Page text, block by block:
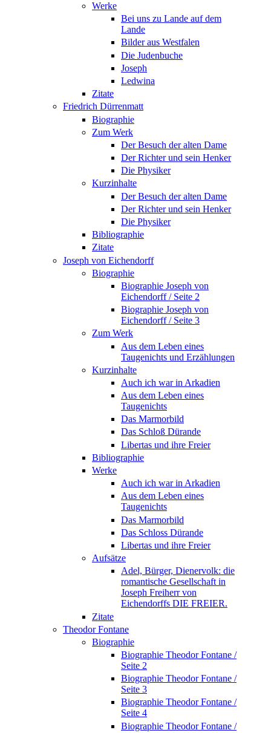
Werke
Bei uns zu Lande auf dem
Lande
Bilder aus Westfalen
Die Judenbuche
Joseph
Ledwina
Zitate
Friedrich Dürrenmatt
Biographie
Zum Werk
Der Besuch der alten Dame
Der Richter und sein Henker
Die Physiker
Kurzinhalte
Der Besuch der alten Dame
Der Richter und sein Henker
Die Physiker
Bibliographie
Zitate
Joseph von Eichendorff
Biographie
Biographie Joseph von
Eichendorff / Seite 2
Biographie Joseph von
Eichendorff / Seite 3
Zum Werk
Aus dem Leben eines
Taugenichts und Erzählungen
Kurzinhalte
Auch ich war in Arkadien
Aus dem Leben eines
Taugenichts
Das Marmorbild
Das Schloß Dürande
Libertas und ihre Freier
Bibliographie
Werke
Auch ich war in Arkadien
Aus dem Leben eines
Taugenichts
Das Marmorbild
Das Schloss Dürande
Libertas und ihre Freier
Aufsätze
Adel, Bürger, Dienervolk: die
romantische Gesellschaft in
Joseph Freiherr von
Eichendorffs DIE FREIER.
Zitate
Theodor Fontane
Biographie
Biographie Theodor Fontane /
Seite 2
Biographie Theodor Fontane /
Seite 3
Biographie Theodor Fontane /
Seite 4
Biographie Theodor Fontane /